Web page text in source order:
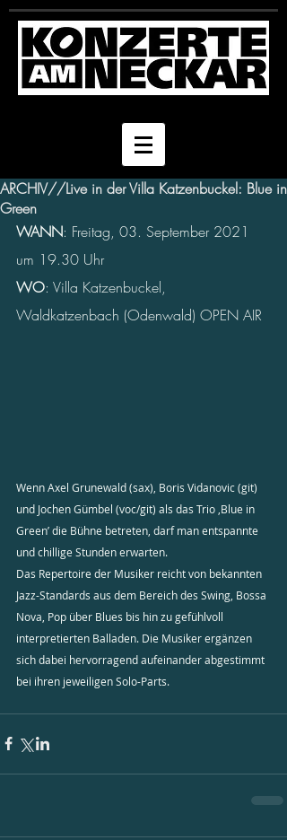
ARCHIV//Live in der Villa Katzenbuckel: Blue in
Green
WANN: Freitag, 03. September 2021
um 19.30 Uhr
WO: Villa Katzenbuckel,
Waldkatzenbach (Odenwald) OPEN AIR
Wenn Axel Grunewald (sax), Boris Vidanovic (git)
und Jochen Gümbel (voc/git) als das Trio ‚Blue in
Green’ die Bühne betreten, darf man entspannte
und chillige Stunden erwarten.
Das Repertoire der Musiker reicht von bekannten
Jazz-Standards aus dem Bereich des Swing, Bossa
Nova, Pop über Blues bis hin zu gefühlvoll
interpretierten Balladen. Die Musiker ergänzen
sich dabei hervorragend aufeinander abgestimmt
bei ihren jeweiligen Solo-Parts.